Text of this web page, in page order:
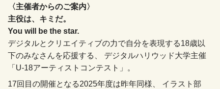
〈主催者からのご案内〉
主役は、キミだ。
You will be the star.
デジタルとクリエイティブの力で自分を表現する18歳以
下のみなさんを応援する、 デジタルハリウッド大学主催
「U-18アーティストコンテスト」。
17回目の開催となる2025年度は昨年同様、 イラスト部